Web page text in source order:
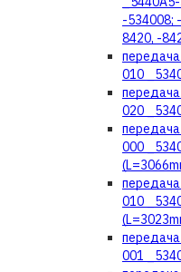
-534008;
8420, -
010
020
000
010
001